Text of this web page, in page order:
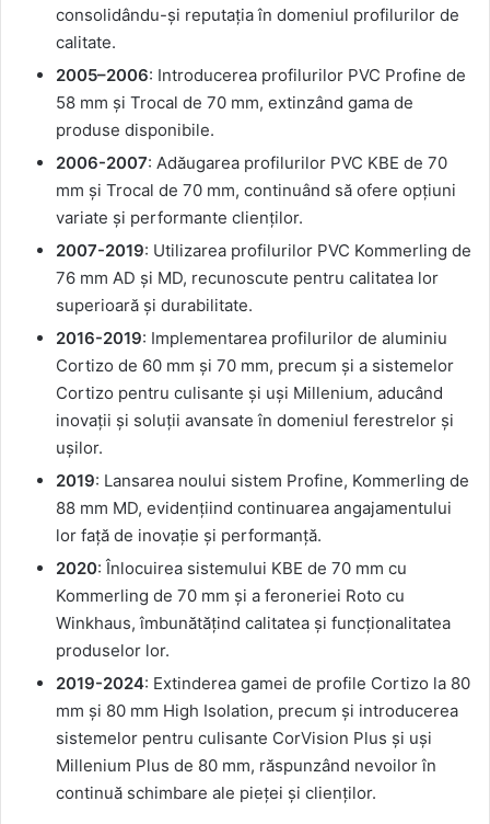
consolidându-și reputația în domeniul profilurilor de
calitate.
2005–2006: Introducerea profilurilor PVC Profine de
58 mm și Trocal de 70 mm, extinzând gama de
produse disponibile.
2006-2007: Adăugarea profilurilor PVC KBE de 70
mm și Trocal de 70 mm, continuând să ofere opțiuni
variate și performante clienților.
2007-2019: Utilizarea profilurilor PVC Kommerling de
76 mm AD și MD, recunoscute pentru calitatea lor
superioară și durabilitate.
2016-2019: Implementarea profilurilor de aluminiu
Cortizo de 60 mm și 70 mm, precum și a sistemelor
Cortizo pentru culisante și uși Millenium, aducând
inovații și soluții avansate în domeniul ferestrelor și
ușilor.
2019: Lansarea noului sistem Profine, Kommerling de
88 mm MD, evidențiind continuarea angajamentului
lor față de inovație și performanță.
2020: Înlocuirea sistemului KBE de 70 mm cu
Kommerling de 70 mm și a feroneriei Roto cu
Winkhaus, îmbunătățind calitatea și funcționalitatea
produselor lor.
2019-2024: Extinderea gamei de profile Cortizo la 80
mm și 80 mm High Isolation, precum și introducerea
sistemelor pentru culisante CorVision Plus și uși
Millenium Plus de 80 mm, răspunzând nevoilor în
continuă schimbare ale pieței și clienților.